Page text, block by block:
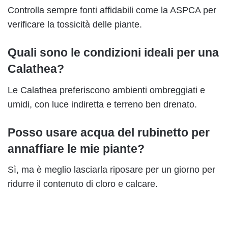
Controlla sempre fonti affidabili come la ASPCA per
verificare la tossicità delle piante.
Quali sono le condizioni ideali per una
Calathea?
Le Calathea preferiscono ambienti ombreggiati e
umidi, con luce indiretta e terreno ben drenato.
Posso usare acqua del rubinetto per
annaffiare le mie piante?
Sì, ma è meglio lasciarla riposare per un giorno per
ridurre il contenuto di cloro e calcare.